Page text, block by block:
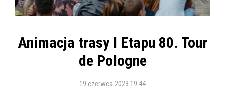
Animacja trasy I Etapu 80. Tour
de Pologne
19 czerwca 2023 19:44